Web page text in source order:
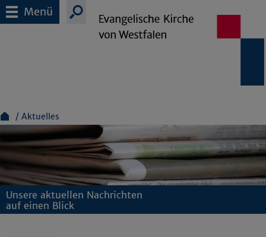
Menü
Aktuelles
Unsere aktuellen Nachrichten
auf einen Blick